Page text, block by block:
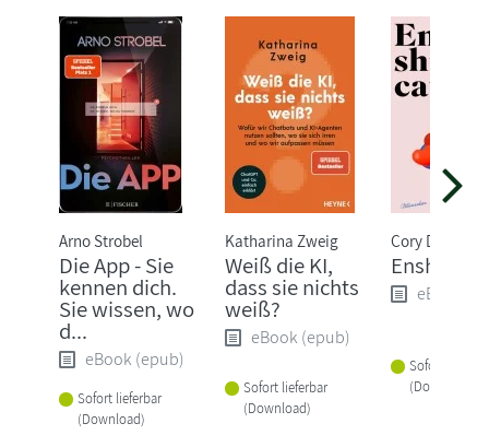
Arno Strobel
Die App - Sie
kennen dich.
Sie wissen, wo
d...
eBook (epub)
Sofort lieferbar
(Download)
Katharina Zweig
Weiß die KI,
dass sie nichts
weiß?
eBook (epub)
Sofort lieferbar
(Download)
Cory
eBook
Sofort
(Download)